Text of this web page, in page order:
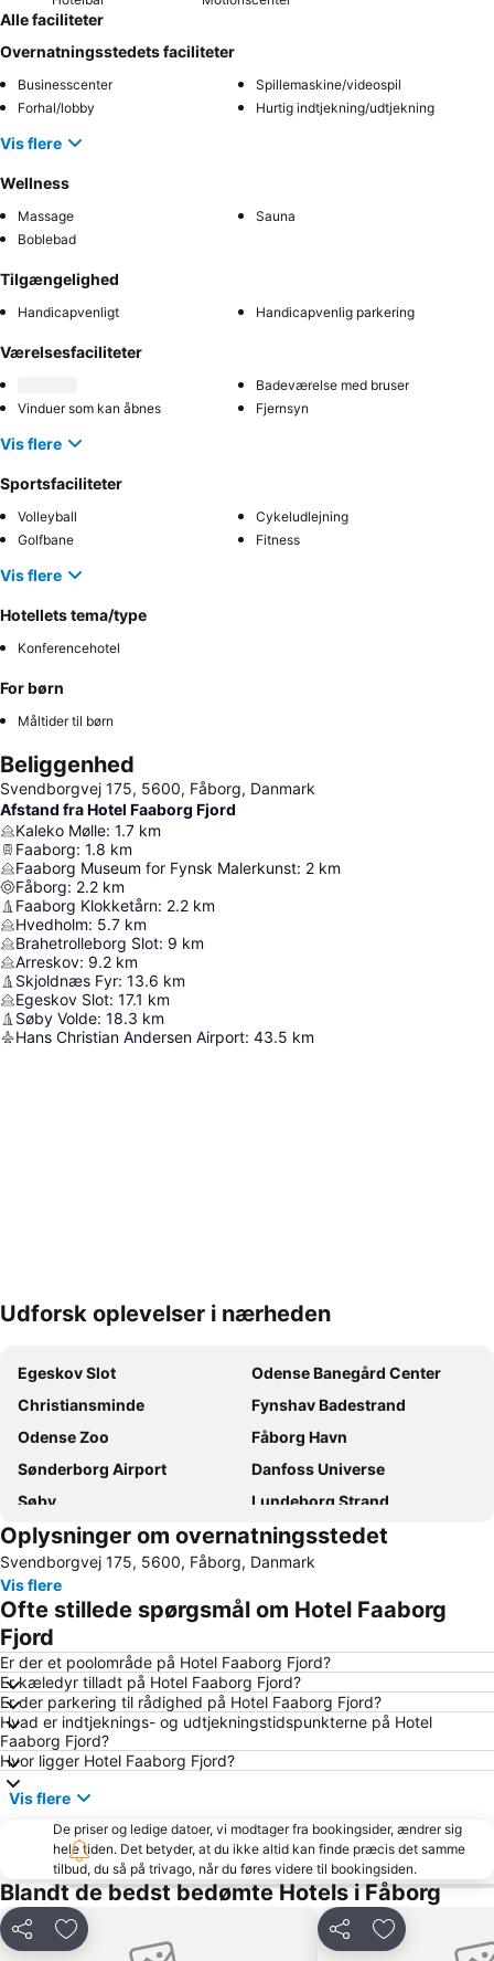
Alle faciliteter
Overnatningsstedets faciliteter
Businesscenter
Spillemaskine/videospil
Forhal/lobby
Hurtig indtjekning/udtjekning
Vis flere
Wellness
Massage
Sauna
Boblebad
Tilgængelighed
Handicapvenligt Handicapvenlig parkering
Værelsesfaciliteter
Badeværelse med bruser
Vinduer som kan åbnes
Fjernsyn
Vis flere
Sportsfaciliteter
Volleyball
Cykeludlejning
Golfbane
Fitness
Vis flere
Hotellets tema/type
Konferencehotel
For børn
Måltider til børn
Beliggenhed
Svendborgvej 175, 5600, Fåborg, Danmark
Afstand fra Hotel Faaborg Fjord
Kaleko Mølle: 1.7 km
Faaborg: 1.8 km
Faaborg Museum for Fynsk Malerkunst: 2 km
Fåborg: 2.2 km
Faaborg Klokketårn: 2.2 km
Hvedholm: 5.7 km
Brahetrolleborg Slot: 9 km
Arreskov: 9.2 km
Skjoldnæs Fyr: 13.6 km
Egeskov Slot: 17.1 km
Søby Volde: 18.3 km
Hans Christian Andersen Airport: 43.5 km
Udvid kort
Udforsk oplevelser i nærheden
Egeskov Slot
Odense Banegård Center
Christiansminde
Fynshav Badestrand
Odense Zoo
Fåborg Havn
Sønderborg Airport
Danfoss Universe
Søby
Lundeborg Strand
Odense Domkirke
H C Andersen Julemarkedet
Hans Christian Andersen Hus Holckenhavn Slot
Hans Christian Andersen Airport
HC Andersen Haven - Eventyrhaven
Brandts
Soenderborg Badestrand
Ristinge
Kelstrup
Nordstranden
Vemmingbund Badestrand
Spodsbjerg Drej
Strand von Habernis
The Funen Village
Sandager Næs
Funen Art Museum
Kings Garden
Lohals Nordstrand
Spoken Word Festival
Denmark Open
Naturschutzgebiet Geltinger Birk
Yachthafen Wackerballig
Egeskov veteranmuseum
Oplysninger om overnatningsstedet
Svendborgvej 175, 5600, Fåborg, Danmark
Vis flere
Ofte stillede spørgsmål om Hotel Faaborg
Fjord
Er der et poolområde på Hotel Faaborg Fjord?
Er kæledyr tilladt på Hotel Faaborg Fjord?
Er der parkering til rådighed på Hotel Faaborg Fjord?
Hvad er indtjeknings- og udtjekningstidspunkterne på Hotel
Faaborg Fjord?
Hvor ligger Hotel Faaborg Fjord?
Vis flere
De priser og ledige datoer, vi modtager fra bookingsider, ændrer sig
hele tiden. Det betyder, at du ikke altid kan finde præcis det samme
tilbud, du så på trivago, når du føres videre til bookingsiden.
Blandt de bedst bedømte Hotels i Fåborg
Del Føj til favoritter Del Føj til